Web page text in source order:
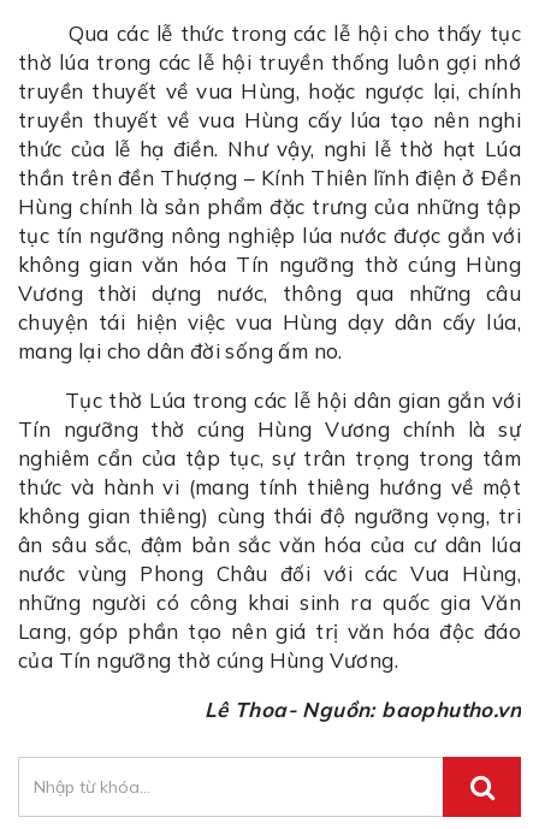
Qua các lễ thức trong các lễ hội cho thấy tục
thờ lúa trong các lễ hội truyền thống luôn gợi nhớ
truyền thuyết về vua Hùng, hoặc ngược lại, chính
truyền thuyết về vua Hùng cấy lúa tạo nên nghi
thức của lễ hạ điền. Như vậy, nghi lễ thờ hạt Lúa
thần trên đền Thượng – Kính Thiên lĩnh điện ở Đền
Hùng chính là sản phẩm đặc trưng của những tập
tục tín ngưỡng nông nghiệp lúa nước được gắn với
không gian văn hóa Tín ngưỡng thờ cúng Hùng
Vương thời dựng nước, thông qua những câu
chuyện tái hiện việc vua Hùng dạy dân cấy lúa,
mang lại cho dân đời sống ấm no.
Tục thờ Lúa trong các lễ hội dân gian gắn với
Tín ngưỡng thờ cúng Hùng Vương chính là sự
nghiêm cẩn của tập tục, sự trân trọng trong tâm
thức và hành vi (mang tính thiêng hướng về một
không gian thiêng) cùng thái độ ngưỡng vọng, tri
ân sâu sắc, đậm bản sắc văn hóa của cư dân lúa
nước vùng Phong Châu đối với các Vua Hùng,
những người có công khai sinh ra quốc gia Văn
Lang, góp phần tạo nên giá trị văn hóa độc đáo
của Tín ngưỡng thờ cúng Hùng Vương.
Lê Thoa- Nguồn: baophutho.vn